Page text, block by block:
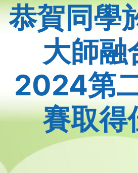
恭賀同學
大師融
2024第
賽取得